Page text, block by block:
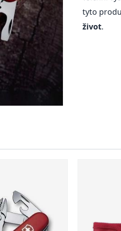
tyto
život.